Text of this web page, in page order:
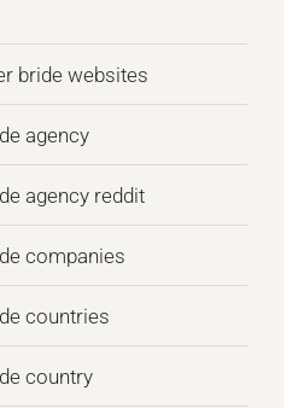
bride websites
agency
agency reddit
companies
countries
country